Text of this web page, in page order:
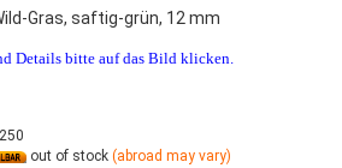
Gras, saftig-grün, 12 mm
Details bitte auf das Bild klicken.
out of stock (abroad may vary)